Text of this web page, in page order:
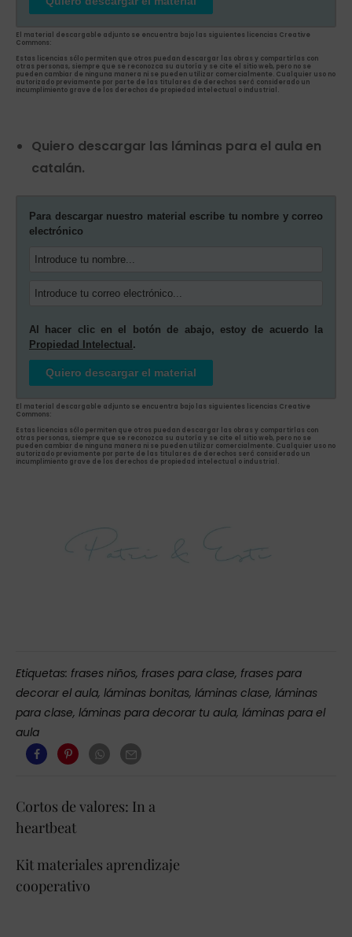
El material descargable adjunto se encuentra bajo las siguientes licencias Creative
Commons:
Estas licencias sólo permiten que otros puedan descargar las obras y compartirlas con
otras personas, siempre que se reconozca su autoría y se cite el sitio web, pero no se
pueden cambiar de ninguna manera ni se pueden utilizar comercialmente. Cualquier uso no
autorizado previamente por parte de las titulares de derechos será considerado un
incumplimiento grave de los derechos de propiedad intelectual o industrial.
Quiero descargar las láminas para el aula en
catalán.
Para descargar nuestro material escribe tu nombre y correo
electrónico
Al hacer clic en el botón de abajo, estoy de acuerdo la
Propiedad Intelectual .
Quiero descargar el material
El material descargable adjunto se encuentra bajo las siguientes licencias Creative
Commons:
Estas licencias sólo permiten que otros puedan descargar las obras y compartirlas con
otras personas, siempre que se reconozca su autoría y se cite el sitio web, pero no se
pueden cambiar de ninguna manera ni se pueden utilizar comercialmente. Cualquier uso no
autorizado previamente por parte de las titulares de derechos será considerado un
incumplimiento grave de los derechos de propiedad intelectual o industrial.
Etiquetas: frases niños, frases para clase, frases para
decorar el aula, láminas bonitas, láminas clase, láminas
para clase, láminas para decorar tu aula, láminas para el
aula
Cortos de valores: In a
heartbeat
Kit materiales aprendizaje
cooperativo